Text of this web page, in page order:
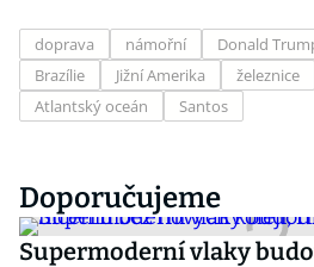
doprava námořní Donald
Brazílie
Jižní Amerika železnice
Atlantský oceán
Santos
Doporučujeme
Supermoderní vlaky